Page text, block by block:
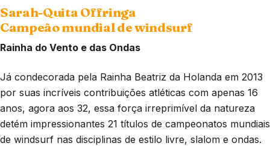
Sarah-Quita Offringa
Campeão mundial de windsurf
Rainha do Vento e das Ondas
Já condecorada pela Rainha Beatriz da Holanda em 2013
por suas incríveis contribuições atléticas com apenas 16
anos, agora aos 32, essa força irreprimível da natureza
detém impressionantes 21 títulos de campeonatos mundiais
de windsurf nas disciplinas de estilo livre, slalom e ondas.